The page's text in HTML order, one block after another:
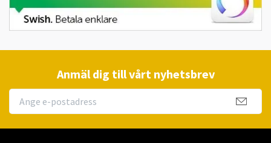
Anmäl dig till vårt nyhetsbrev